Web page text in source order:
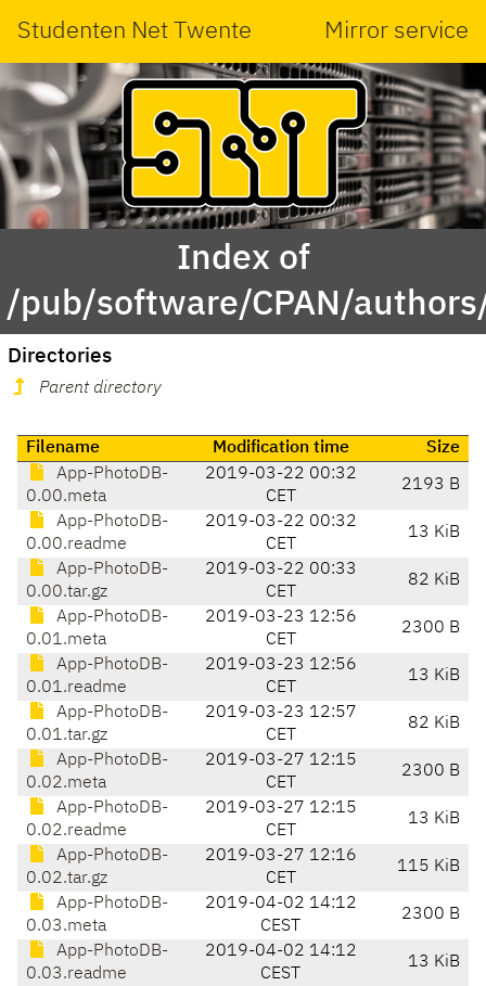
Studenten Net Twente Mirror service
Index of
/pub/software/CPAN/
Directories
Parent directory
Filename Modification time
Size
App-PhotoDB-
0.00.meta
2019-03-22 00:32
CET
2193 B
App-PhotoDB-
0.00.readme
2019-03-22 00:32
CET
13 KiB
App-PhotoDB-
0.00.tar.gz
2019-03-22 00:33
CET
82 KiB
App-PhotoDB-
0.01.meta
2019-03-23 12:56
CET
2300 B
App-PhotoDB-
0.01.readme
2019-03-23 12:56
CET
13 KiB
App-PhotoDB-
0.01.tar.gz
2019-03-23 12:57
CET
82 KiB
App-PhotoDB-
0.02.meta
2019-03-27 12:15
CET
2300 B
App-PhotoDB-
0.02.readme
2019-03-27 12:15
CET
13 KiB
App-PhotoDB-
0.02.tar.gz
2019-03-27 12:16
CET
115 KiB
App-PhotoDB-
0.03.meta
2019-04-02 14:12
CEST
2300 B
App-PhotoDB-
0.03.readme
2019-04-02 14:12
CEST
13 KiB